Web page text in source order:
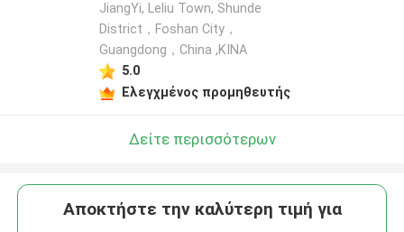
JiangYi, Leliu Town, Shunde
District，Foshan City，
Guangdong，China ,ΚΙΝΑ
5.0
Ελεγχμένος προμηθευτής
Δείτε περισσότερων
Αποκτήστε την καλύτερη τιμή για